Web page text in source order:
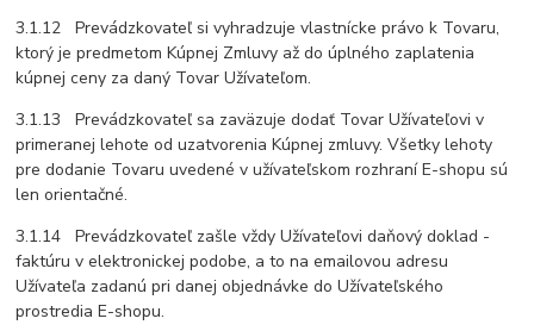
3.1.12 Prevádzkovateľ si vyhradzuje vlastnícke právo k Tovaru,
ktorý je predmetom Kúpnej Zmluvy až do úplného zaplatenia
kúpnej ceny za daný Tovar Užívateľom.
3.1.13 Prevádzkovateľ sa zaväzuje dodať Tovar Užívateľovi v
primeranej lehote od uzatvorenia Kúpnej zmluvy. Všetky lehoty
pre dodanie Tovaru uvedené v užívateľskom rozhraní E-shopu sú
len orientačné.
3.1.14 Prevádzkovateľ zašle vždy Užívateľovi daňový doklad -
faktúru v elektronickej podobe, a to na emailovou adresu
Užívateľa zadanú pri danej objednávke do Užívateľského
prostredia E-shopu.